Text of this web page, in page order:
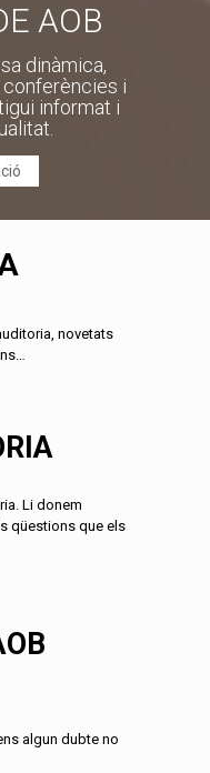
AOB
dinàmica,
i
informat i
novetats
Li donem
qüestions que els
algun dubte no